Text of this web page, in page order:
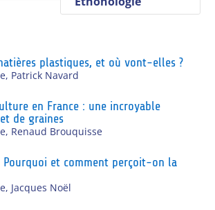
plastiques, et où vont-elles ?
, Patrick Navard
en France : une incroyable
de graines
, Renaud Brouquisse
Pourquoi et comment perçoit-on la
, Jacques Noël